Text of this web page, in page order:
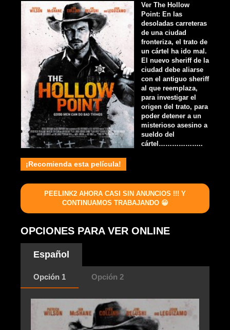
Ver The Hollow
Point: En las
desoladas carreteras
de una ciudad
fronteriza, el trato de
un cártel ha ido mal.
El nuevo sheriff de la
ciudad debe aliarse
con el antiguo sheriff
al que reemplaza,
para investigar el
origen del trato, para
poder detener a un
misterioso asesino a
sueldo del
cártel………………..
¡Recomienda esta película!
PEELINK2 AHORA CASI SIN ANUNCIOS !!! Y
CONTINUAMOS TRABAJANDO 😀
OPCIONES PARA VER ONLINE
Español
Opción 1 Opción 2